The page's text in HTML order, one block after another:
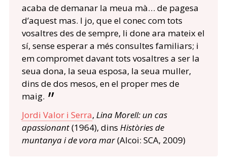
acaba de demanar la meua mà… de pagesa
d’aquest mas. I jo, que el conec com tots
vosaltres des de sempre, li done ara mateix el
sí, sense esperar a més consultes familiars; i
em compromet davant tots vosaltres a ser la
seua dona, la seua esposa, la seua muller,
dins de dos mesos, en el proper mes de
maig.
Jordi Valor i Serra, Lina Morell: un cas
apassionant(1964), dins Històries de
muntanya i de vora mar(Alcoi: SCA, 2009)